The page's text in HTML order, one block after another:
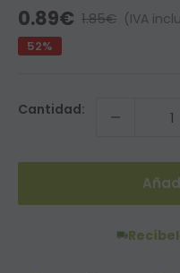
Precio
de
venta
0.89€ Precio
habitual
1.85€ (IVA
52%
Cantidad: